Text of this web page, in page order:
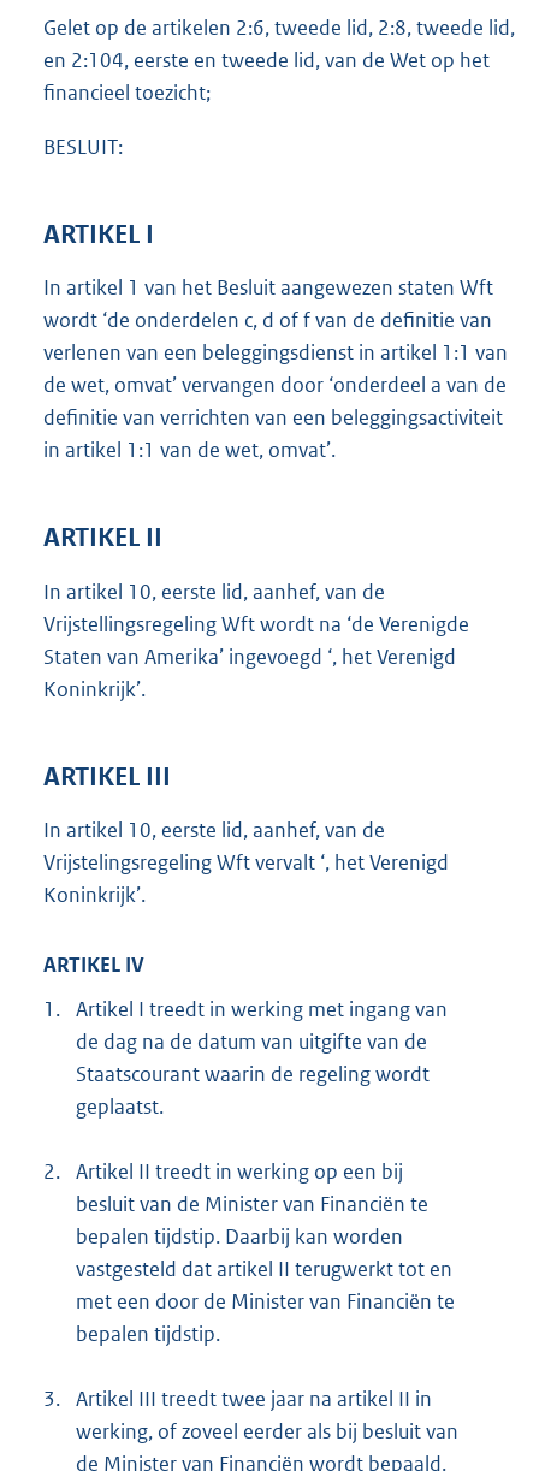
K
Gelet op de artikelen 2:6, tweede lid, 2:8, tweede lid,
en 2:104, eerste en tweede lid, van de Wet op het
financieel toezicht;
BESLUIT:
ARTIKEL I
In artikel 1 van het Besluit aangewezen staten Wft
wordt ‘de onderdelen c, d of f van de definitie van
verlenen van een beleggingsdienst in artikel 1:1 van
de wet, omvat’ vervangen door ‘onderdeel a van de
definitie van verrichten van een beleggingsactiviteit
in artikel 1:1 van de wet, omvat’.
ARTIKEL II
In artikel 10, eerste lid, aanhef, van de
Vrijstellingsregeling Wft wordt na ‘de Verenigde
Staten van Amerika’ ingevoegd ‘, het Verenigd
Koninkrijk’.
ARTIKEL III
In artikel 10, eerste lid, aanhef, van de
Vrijstelingsregeling Wft vervalt ‘, het Verenigd
Koninkrijk’.
ARTIKEL IV
1. Artikel I treedt in werking met ingang van
de dag na de datum van uitgifte van de
Staatscourant waarin de regeling wordt
geplaatst.
2. Artikel II treedt in werking op een bij
besluit van de Minister van Financiën te
bepalen tijdstip. Daarbij kan worden
vastgesteld dat artikel II terugwerkt tot en
met een door de Minister van Financiën te
bepalen tijdstip.
3. Artikel III treedt twee jaar na artikel II in
werking, of zoveel eerder als bij besluit van
de Minister van Financiën wordt bepaald.